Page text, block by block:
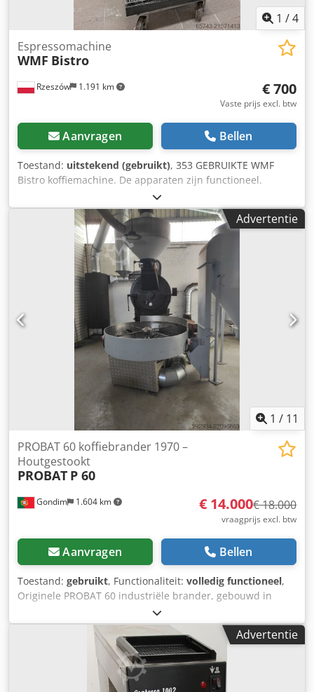
1 /4
Rzeszów 1.191 km
Espressomachine
WMF Bistro
€ 700
Vaste prijs excl. btw
Aanvragen Bellen
Toestand: uitstekend (gebruikt), 353 GEBRUIKTE WMF
Bistro koffiemachine. De apparaten zijn functioneel.
BUITENAFMETINGEN (in cm): - hoogte 60, - breedte 38, -
lengte 25. Crsdpfx Afsywl Izolef Apparaten kunnen worden
bezichtigd in ons magazijn (36-068 Bachórz, Polen).
Beschikbare betaalde opties: transport van het apparaat.
De vermelde prijs is exclusief btw. Wij spreken Engels,
Duits, Frans, Russisch en Oekraïens.
Advertentie
1 / 11
Gondim 1.604 km
PROBAT 60 koffiebrander 1970 –
Houtgestookt
PROBAT P 60
€ 14.000€ 18.000
vraagprijs excl. btw
Aanvragen Bellen
Toestand: gebruikt, Functionaliteit: volledig functioneel,
Originele PROBAT 60 industriële brander, gebouwd in
1970, uitgerust met een houtgestookt
verwarmingssysteem. Een robuuste, heavy-duty machine,
bekend om zijn hoge duurzaamheid en uitstekende
brandkwaliteit. Inclusief: Cedjzcl U Dopfx Aflsrf - Koeler -
Cycloon - Afzuigsysteem De machine is momenteel
gedemonteerd en klaar voor transport.
Advertentie